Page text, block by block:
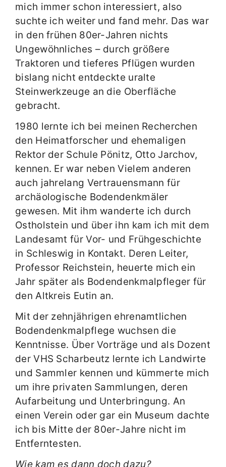
mich immer schon interessiert, also
suchte ich weiter und fand mehr. Das war
in den frühen 80er-Jahren nichts
Ungewöhnliches – durch größere
Traktoren und tieferes Pflügen wurden
bislang nicht entdeckte uralte
Steinwerkzeuge an die Oberfläche
gebracht.
1980 lernte ich bei meinen Recherchen
den Heimatforscher und ehemaligen
Rektor der Schule Pönitz, Otto Jarchov,
kennen. Er war neben Vielem anderen
auch jahrelang Vertrauensmann für
archäologische Bodendenkmäler
gewesen. Mit ihm wanderte ich durch
Ostholstein und über ihn kam ich mit dem
Landesamt für Vor- und Frühgeschichte
in Schleswig in Kontakt. Deren Leiter,
Professor Reichstein, heuerte mich ein
Jahr später als Bodendenkmalpfleger für
den Altkreis Eutin an.
Mit der zehnjährigen ehrenamtlichen
Bodendenkmalpflege wuchsen die
Kenntnisse. Über Vorträge und als Dozent
der VHS Scharbeutz lernte ich Landwirte
und Sammler kennen und kümmerte mich
um ihre privaten Sammlungen, deren
Aufarbeitung und Unterbringung. An
einen Verein oder gar ein Museum dachte
ich bis Mitte der 80er-Jahre nicht im
Entferntesten.
Wie kam es dann doch dazu?